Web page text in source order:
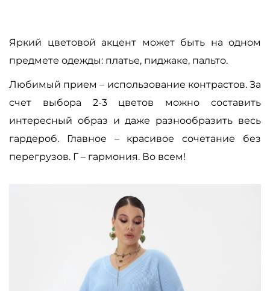
Яркий цветовой акцент может быть на одном
предмете одежды: платье, пиджаке, пальто.
Любимый прием– использование контрастов. За
счет выбора 2-3 цветов можно составить
интересный образ и даже разнообразить весь
гардероб. Главное –красивое сочетание без
перегрузов. Г – гармония. Во всем!